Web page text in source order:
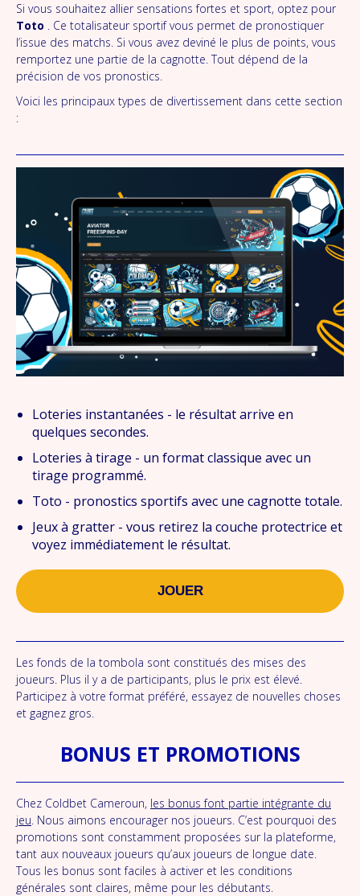
Si vous souhaitez allier sensations fortes et sport, optez pour
Toto . Ce totalisateur sportif vous permet de pronostiquer
l’issue des matchs. Si vous avez deviné le plus de points, vous
remportez une partie de la cagnotte. Tout dépend de la
précision de vos pronostics.
Voici les principaux types de divertissement dans cette section
:
Loteries instantanées - le résultat arrive en
quelques secondes.
Loteries à tirage - un format classique avec un
tirage programmé.
Toto - pronostics sportifs avec une cagnotte totale.
Jeux à gratter - vous retirez la couche protectrice et
voyez immédiatement le résultat.
JOUER
Les fonds de la tombola sont constitués des mises des
joueurs. Plus il y a de participants, plus le prix est élevé.
Participez à votre format préféré, essayez de nouvelles choses
et gagnez gros.
BONUS ET PROMOTIONS
Chez Coldbet Cameroun, les bonus font partie intégrante du
jeu . Nous aimons encourager nos joueurs. C’est pourquoi des
promotions sont constamment proposées sur la plateforme,
tant aux nouveaux joueurs qu’aux joueurs de longue date.
Tous les bonus sont faciles à activer et les conditions
générales sont claires, même pour les débutants.